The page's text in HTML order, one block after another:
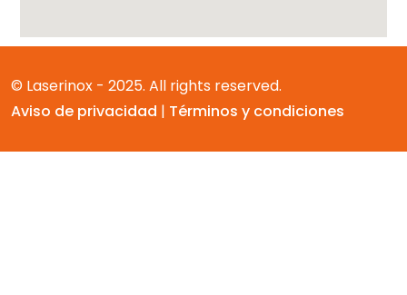
© Laserinox - 2025. All rights reserved.
Aviso de privacidad | Términos y condiciones